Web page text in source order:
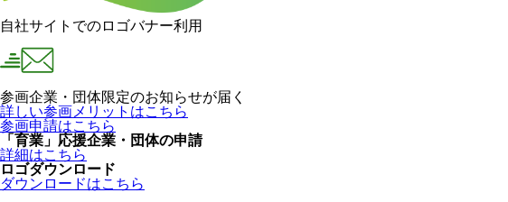
自社サイトでのロゴバナー利用
参画企業・団体限定のお知らせが届く
詳しい参画メリットはこちら
参画申請はこちら
「育業」応援企業・団体の申請
詳細はこちら
ロゴダウンロード
ダウンロードはこちら